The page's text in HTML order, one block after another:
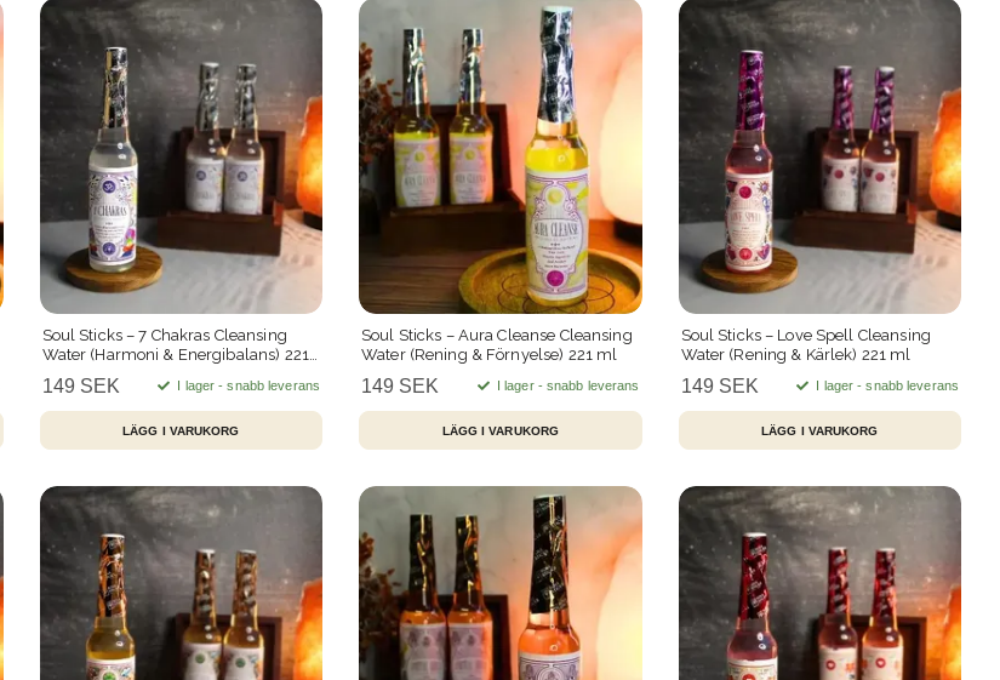
Soul Sticks – 7 Chakras Cleansing
Water (Harmoni & Energibalans) 221
ml
149 SEK I lager - snabb leverans
Soul Sticks – Aura Cleanse Cleansing
Water (Rening & Förnyelse) 221 ml
149 SEK I lager - snabb leverans
Soul Sticks – Love Spell Cleansing
Water (Rening & Kärlek) 221 ml
149 SEK I lager - snabb leverans